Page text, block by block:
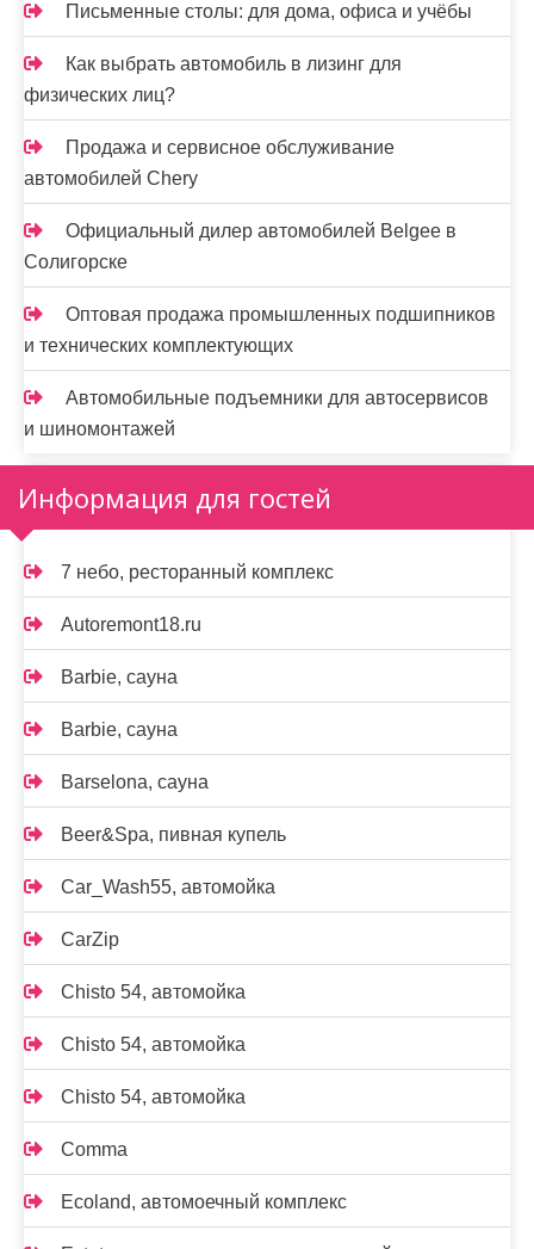
Письменные столы: для дома, офиса и учёбы
Как выбрать автомобиль в лизинг для
физических лиц?
Продажа и сервисное обслуживание
автомобилей Chery
Официальный дилер автомобилей Belgee в
Солигорске
Оптовая продажа промышленных подшипников
и технических комплектующих
Автомобильные подъемники для автосервисов
и шиномонтажей
Информация для гостей
7 небо, ресторанный комплекс
Autoremont18.ru
Barbie, сауна
Barbie, сауна
Barselona, сауна
Beer&Spa, пивная купель
Car_Wash55, автомойка
CarZip
Chisto 54, автомойка
Chisto 54, автомойка
Chisto 54, автомойка
Comma
Ecoland, автомоечный комплекс